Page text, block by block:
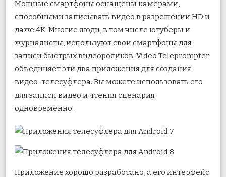
Мощные смартфоны оснащены камерами,
способными записывать видео в разрешении HD и
даже 4K. Многие люди, в том числе ютуберы и
журналисты, используют свои смартфоны для
записи быстрых видеороликов. Video Teleprompter
объединяет эти два приложения для создания
видео-телесуфлера. Вы можете использовать его
для записи видео и чтения сценария
одновременно.
Приложение хорошо разработано, а его интерфейс